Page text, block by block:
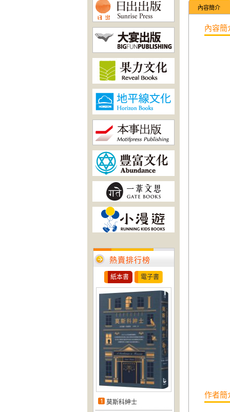
熱賣排行榜
紙本書 電子書
莫斯科紳士
內容簡介
內容簡
作者簡